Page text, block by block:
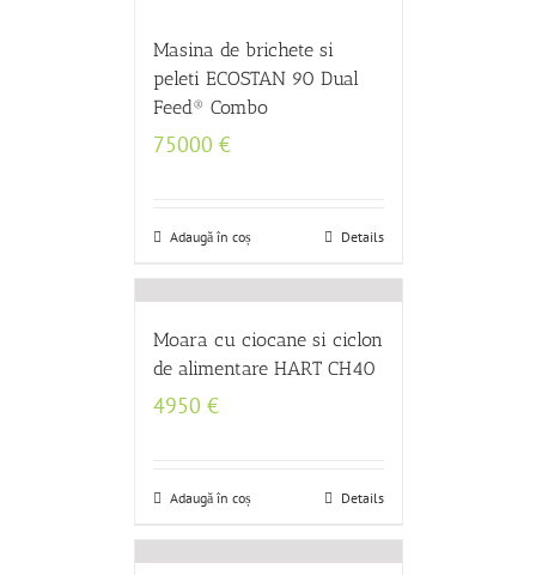
Masina de brichete si
peleti ECOSTAN 90 Dual
Feed® Combo
75000 €
Adaugă în coș Details
Moara cu ciocane si ciclon
de alimentare HART CH40
4950 €
Adaugă în coș Details